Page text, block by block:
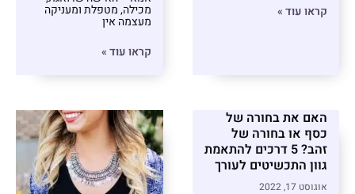
קראו עוד »
מכילה, מטפלת ומעניקה
מעצמה אין
קראו עוד »
האם את בחורה של
כסף או בחורה של
זהב? 5 דרכים להתאמת
גוון התכשיטים לעורך
אוגוסט 17, 2022